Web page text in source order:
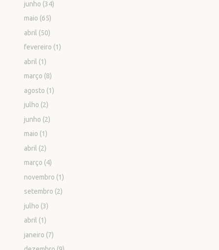
junho (34)
maio (65)
abril (50)
fevereiro (1)
abril (1)
março (8)
agosto (1)
julho (2)
junho (2)
maio (1)
abril (2)
março (4)
novembro (1)
setembro (2)
julho (3)
abril (1)
janeiro (7)